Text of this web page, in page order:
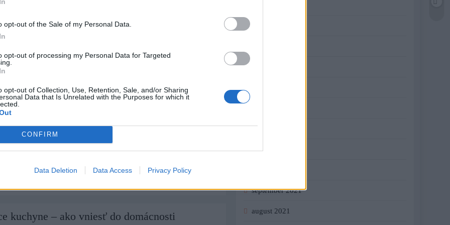
opt-out of the Sale of my Personal Data.
opt-out of processing my Personal Data for Targeted
opt-out of Collection, Use, Retention, Sale, and/or Sharing
Data that Is Unrelated with the Purposes for which it
CONFIRM
Data Deletion Data Access Privacy Policy
smerom. Nechajte sa inšpirovať! 🙂 Radynadzlato.sk
pre mužov – sprchovacie gély a šampóny!
4 roky ago 0 6 mins
produktov for MEN je inšpirovaná sviežimi vôňami, ktoré navodia
po náročnom dni a zresetujú telo po každodenných
Všetky sprchovacie gély a šampóny obsahujú jedinečnú vôňu,
unikátny charakter a posúva ich na špeciálne miesto v kúpeľni.
kuchyne – ako vniesť do domácnosti
december 2021
november 2021
september 2021
august 2021